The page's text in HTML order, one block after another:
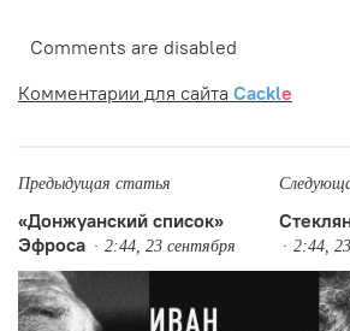
Comments are disabled
Комментарии для сайта Cackle
Предыдущая статья
«Донжуанский список»
Эфроса
2:44, 23 сентября 2:44,